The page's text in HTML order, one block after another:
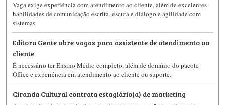
Vaga exige experiência com atendimento ao cliente, além de excelentes
habilidades de comunicação escrita, escuta e diálogo e agilidade com
sistemas
Editora Gente abre vagas para assistente de atendimento ao
cliente
É necessário ter Ensino Médio completo, além de domínio do pacote
Office e experiência em atendimento ao cliente ou suporte.
Ciranda Cultural contrata estagiário(a) de marketing